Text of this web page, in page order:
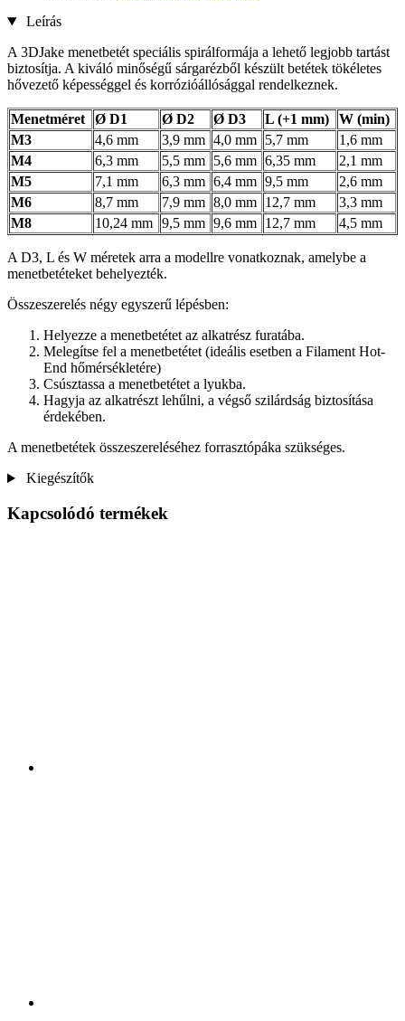
Leírás
A 3DJake menetbetét speciális spirálformája a lehető legjobb tartást
biztosítja. A kiváló minőségű sárgarézből készült betétek tökéletes
hővezető képességgel és korrózióállósággal rendelkeznek.
Menetméret Ø D1 Ø D2 Ø D3 L (+1 mm)
W (min)
M3
4,6 mm 3,9 mm 4,0 mm 5,7 mm
1,6 mm
M4
6,3 mm 5,5 mm 5,6 mm 6,35 mm
2,1 mm
M5
7,1 mm 6,3 mm 6,4 mm 9,5 mm
2,6 mm
M6
8,7 mm 7,9 mm 8,0 mm 12,7 mm
3,3 mm
M8
10,24 mm 9,5 mm 9,6 mm 12,7 mm 4,5 mm
A D3, L és W méretek arra a modellre vonatkoznak, amelybe a
menetbetéteket behelyezték.
Összeszerelés négy egyszerű lépésben:
Helyezze a menetbetétet az alkatrész furatába.
Melegítse fel a menetbetétet (ideális esetben a Filament Hot-
End hőmérsékletére)
Csúsztassa a menetbetétet a lyukba.
Hagyja az alkatrészt lehűlni, a végső szilárdság biztosítása
érdekében.
A menetbetétek összeszereléséhez forrasztópáka szükséges.
Kiegészítők
Kapcsolódó termékek